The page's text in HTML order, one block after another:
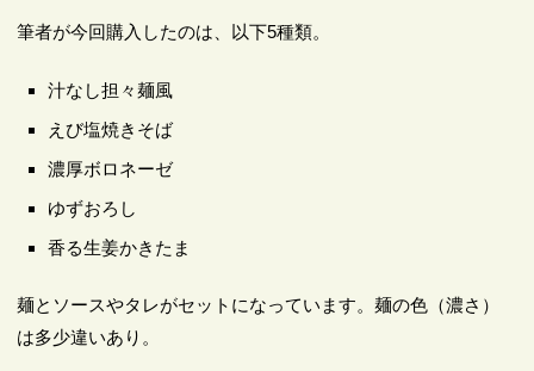
筆者が今回購入したのは、以下5種類。
汁なし担々麺風
えび塩焼きそば
濃厚ボロネーゼ
ゆずおろし
香る生姜かきたま
麺とソースやタレがセットになっています。麺の色（濃さ）
は多少違いあり。